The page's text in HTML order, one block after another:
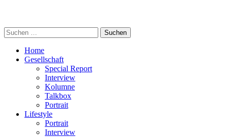
Suchen
nach:
Home
Gesellschaft
Special Report
Interview
Kolumne
Talkbox
Portrait
Lifestyle
Portrait
Interview